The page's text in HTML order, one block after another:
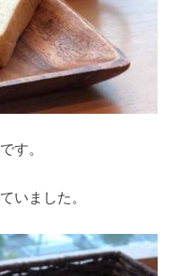
す。
いました。